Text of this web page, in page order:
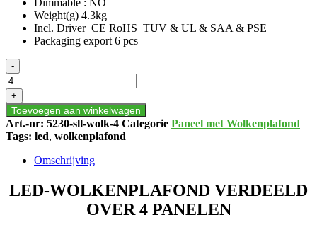
Weight(g) 4.3kg
Incl. Driver CE RoHS TUV & UL & SAA & PSE
Packaging export 6 pcs
LED-
WOLKENPLAFOND
VERDEELD
OVER
4
PANELEN
aantal
-
+
Toevoegen aan winkelwagen
Art.-nr: 5230-sll-wolk-4 Categorie Paneel met Wolkenplafond
Tags: led, wolkenplafond
Omschrijving
LED-WOLKENPLAFOND VERDEELD
OVER 4 PANELEN